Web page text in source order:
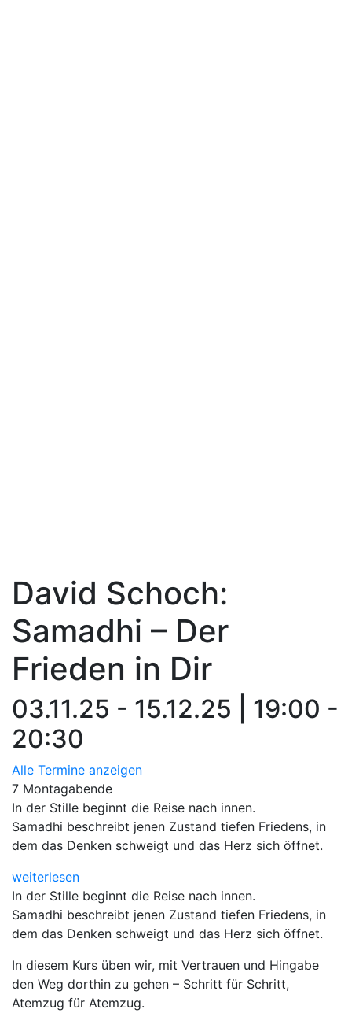
David Schoch:
Samadhi – Der
Frieden in Dir
03.11.25 - 15.12.25 | 19:00 -
20:30
Alle Termine anzeigen
7 Montagabende
In der Stille beginnt die Reise nach innen.
Samadhi beschreibt jenen Zustand tiefen Friedens, in
dem das Denken schweigt und das Herz sich öffnet.
weiterlesen
In der Stille beginnt die Reise nach innen.
Samadhi beschreibt jenen Zustand tiefen Friedens, in
dem das Denken schweigt und das Herz sich öffnet.
In diesem Kurs üben wir, mit Vertrauen und Hingabe
den Weg dorthin zu gehen – Schritt für Schritt,
Atemzug für Atemzug.